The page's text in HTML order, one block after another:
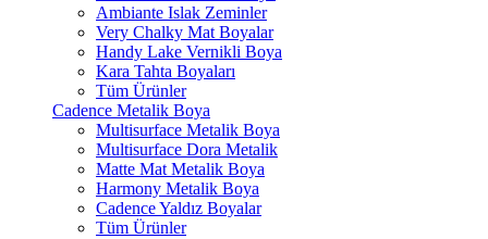
Ambiante Islak Zeminler
Very Chalky Mat Boyalar
Handy Lake Vernikli Boya
Kara Tahta Boyaları
Tüm Ürünler
Cadence Metalik Boya
Multisurface Metalik Boya
Multisurface Dora Metalik
Matte Mat Metalik Boya
Harmony Metalik Boya
Cadence Yaldız Boyalar
Tüm Ürünler